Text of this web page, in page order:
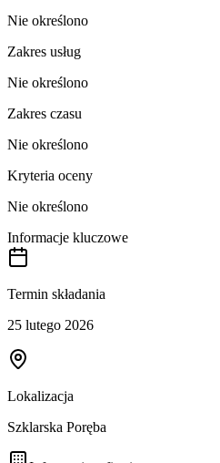
Nie określono
Zakres usług
Nie określono
Zakres czasu
Nie określono
Kryteria oceny
Nie określono
Informacje kluczowe
Termin składania
25 lutego 2026
Lokalizacja
Szklarska Poręba